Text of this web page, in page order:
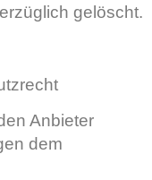
gelöscht.
Anbieter
dem